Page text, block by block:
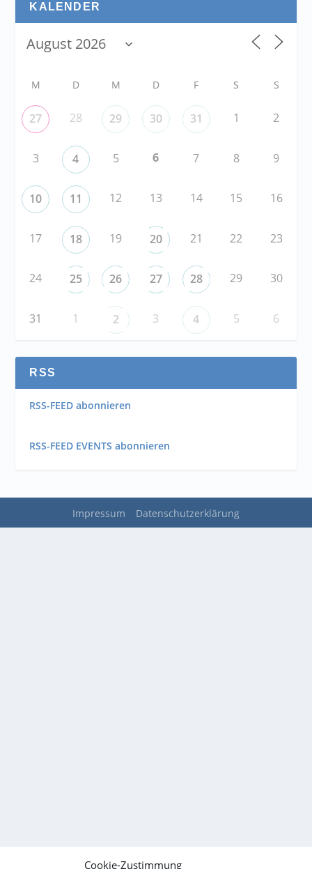
Cookie-Zustimmung
KALENDER
M D M D F S S
27 28 29 30 31 1 2
3 4 5 6 7 8 9
10 11 12 13 14 15 16
17 18 19 20 21 22 23
24 25 26 27 28 29 30
31 1 2 3 4 5 6
RSS
RSS-FEED abonnieren
RSS-FEED EVENTS abonnieren
Impressum Datenschutzerklärung